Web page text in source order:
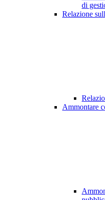
di
Relazione
Ammontare